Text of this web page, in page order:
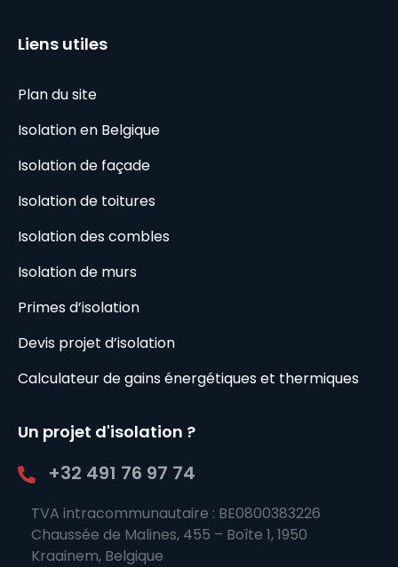
Liens utiles
Plan du site
Isolation en Belgique
Isolation de façade
Isolation de toitures
Isolation des combles
Isolation de murs
Primes d’isolation
Devis projet d’isolation
Calculateur de gains énergétiques et thermiques
Un projet d'isolation ?
+32 491 76 97 74
TVA intracommunautaire : BE0800383226
Chaussée de Malines, 455 – Boîte 1, 1950
Kraainem, Belgique